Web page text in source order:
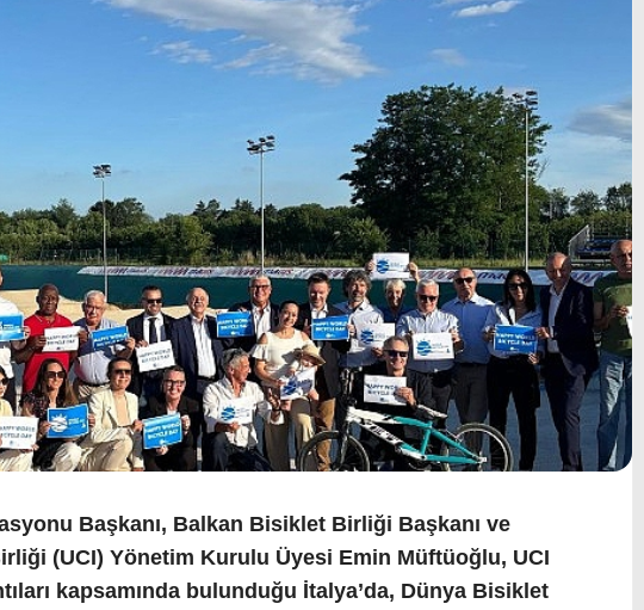
Başkanı, Balkan Bisiklet Birliği Başkanı ve
(UCI) Yönetim Kurulu Üyesi Emin Müftüoğlu, UCI
kapsamında bulunduğu İtalya’da, Dünya Bisiklet